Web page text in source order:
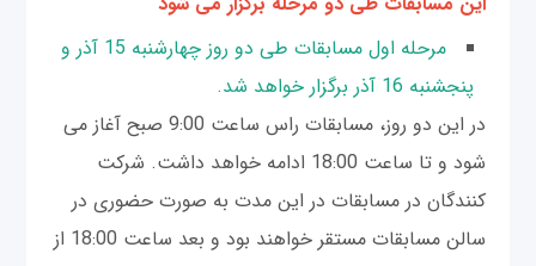
مرحله اول مسابقات طی دو روز چهارشنبه 15 آذر و
پنجشنبه 16 آذر برگزار خواهد شد.
در این دو روز، مسابقات راس ساعت 9:00 صبح آغاز می
شود و تا ساعت 18:00 ادامه خواهد داشت. شرکت
کنندگان در مسابقات در این مدت به صورت حضوری در
سالن مسابقات مستقر خواهند بود و بعد ساعت 18:00 از